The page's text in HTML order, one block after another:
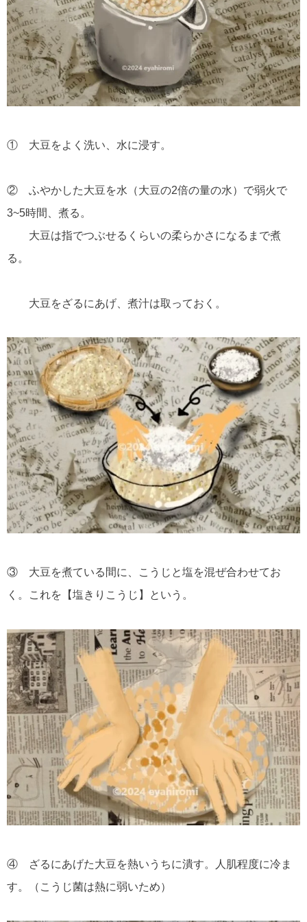
① 大豆をよく洗い、水に浸す。
② ふやかした大豆を水（大豆の2倍の量の水）で弱火で
3~5時間、煮る。
大豆は指でつぶせるくらいの柔らかさになるまで煮
る。
大豆をざるにあげ、煮汁は取っておく。
③ 大豆を煮ている間に、こうじと塩を混ぜ合わせてお
く。これを【塩きりこうじ】という。
④ ざるにあげた大豆を熱いうちに潰す。人肌程度に冷ま
す。（こうじ菌は熱に弱いため）